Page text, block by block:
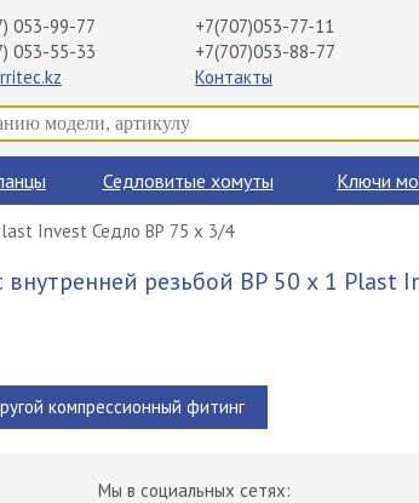
053-99-77
053-55-33
+7(707)053-77-11
+7(707)053-88-77
Контакты
Седловитые хомуты Ключи
Invest Седло ВР 75 х 3/4
резьбой ВР 50 х 1 Plast
компрессионный фитинг
Мы в социальных сетях: